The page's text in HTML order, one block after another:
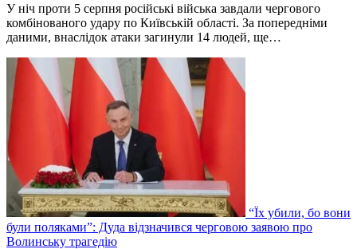
У ніч проти 5 серпня російські війська завдали чергового
комбінованого удару по Київській області. За попередніми
даними, внаслідок атаки загинули 14 людей, ще…
“Їх убили, бо вони
були поляками”: Дуда відзначився черговою заявою про
Волинську трагедію